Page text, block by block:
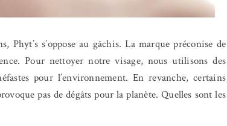
Phyt’s s’oppose au gâchis. La marque préconise de
Pour nettoyer notre visage, nous utilisons des
pour l’environnement. En revanche, certains
pas de dégâts pour la planète. Quelles sont les